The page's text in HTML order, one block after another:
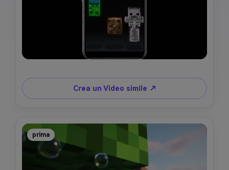
Crea un Video simile ↗
prima